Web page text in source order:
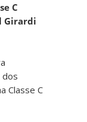
C
Girardi
dos
Classe C